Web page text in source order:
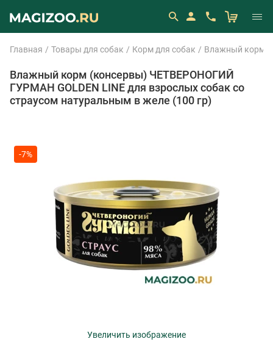
Главная Товары для собак Корм для собак Влажный корм
Влажный корм (консервы) ЧЕТВЕРОНОГИЙ
ГУРМАН GOLDEN LINE для взрослых собак со
страусом натуральным в желе (100 гр)
-7%
Увеличить изображение